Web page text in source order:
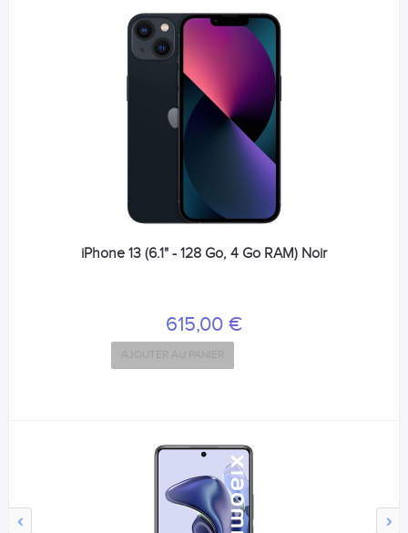
‹ ›
iPhone 13 (6.1" - 128 Go, 4 Go RAM) Noir
615,00 €
AJOUTER AU PANIER